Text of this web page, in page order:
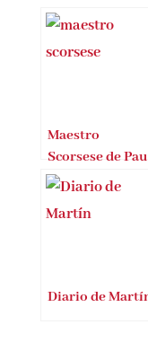
https://
Maestro